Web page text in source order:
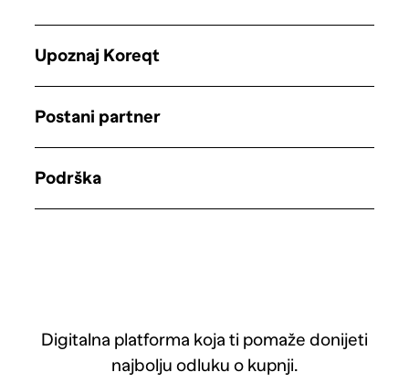
Digitalna platforma koja ti pomaže donijeti
najbolju odluku o kupnji.
Upoznaj Koreqt
Postani partner
Podrška